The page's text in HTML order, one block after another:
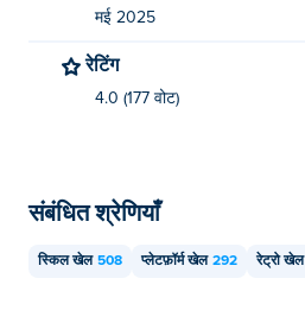
मई 2025
रेटिंग
4.0 (177 वोट)
संबंधित श्रेणियाँ
स्किल खेल 508 प्लेटफ़ॉर्म खेल 292 रेट्रो खेल